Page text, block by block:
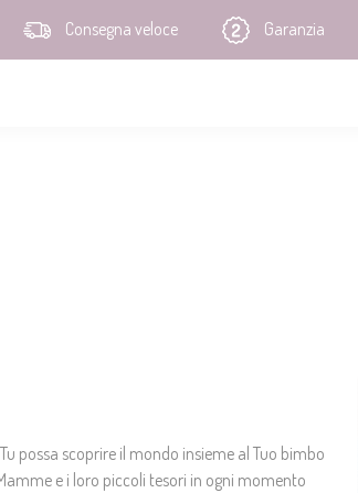
Consegna veloce Garanzia
possa scoprire il mondo insieme al Tuo bimbo
e i loro piccoli tesori in ogni momento